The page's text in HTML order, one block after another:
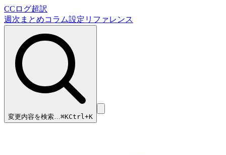
CCログ超訳
週次まとめコラム設定リファレンス
変更内容を検索…⌘KCtrl+K